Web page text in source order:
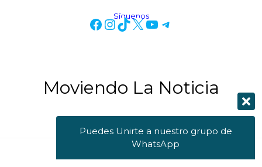
Síguenos
Moviendo La Noticia
Puedes Unirte a nuestro grupo de
WhatsApp